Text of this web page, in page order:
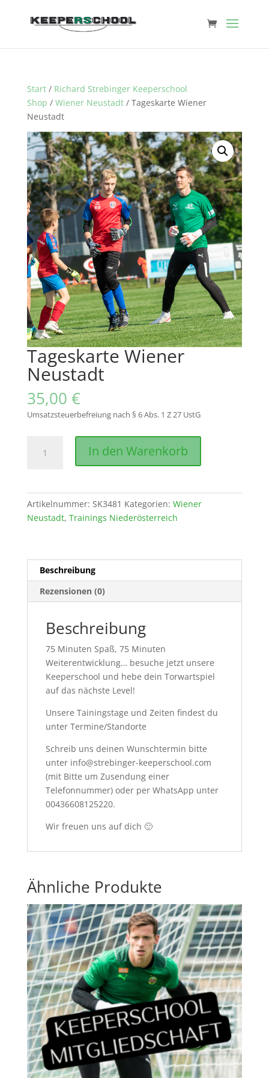
Start/ Richard Strebinger Keeperschool
Shop / Wiener Neustadt/ Tageskarte Wiener
Neustadt
Tageskarte Wiener
Neustadt
35,00 €
Umsatzsteuerbefreiung nach § 6 Abs. 1 Z 27 UstG
Wiener
In den Warenkorb
Artikelnummer: SK3481 Kategorien: Wiener
Neustadt, Trainings Niederösterreich
Beschreibung
Rezensionen (0)
Beschreibung
75 Minuten Spaß, 75 Minuten
Weiterentwicklung… besuche jetzt unsere
Keeperschool und hebe dein Torwartspiel
auf das nächste Level!
Unsere Tainingstage und Zeiten findest du
unter Termine/Standorte
Schreib uns deinen Wunschtermin bitte
unter info@strebinger-keeperschool.com
(mit Bitte um Zusendung einer
Telefonnummer) oder per WhatsApp unter
00436608125220.
Wir freuen uns auf dich 🙂
Ähnliche Produkte